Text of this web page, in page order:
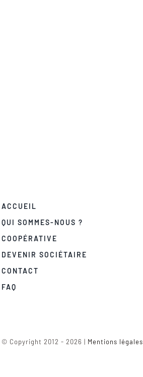
ACCUEIL
QUI SOMMES-NOUS ?
COOPÉRATIVE
DEVENIR SOCIÉTAIRE
CONTACT
FAQ
© Copyright 2012 - 2026 | Mentions légales